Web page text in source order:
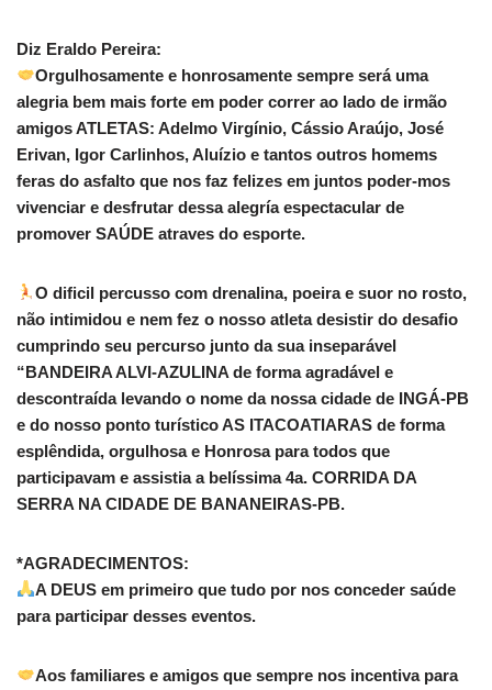
Diz Eraldo Pereira:
Orgulhosamente e honrosamente sempre será uma
alegria bem mais forte em poder correr ao lado de irmão
amigos ATLETAS: Adelmo Virgínio, Cássio Araújo, José
Erivan, Igor Carlinhos, Aluízio e tantos outros homems
feras do asfalto que nos faz felizes em juntos poder-mos
vivenciar e desfrutar dessa alegría espectacular de
promover SAÚDE atraves do esporte.
O dificil percusso com drenalina, poeira e suor no rosto,
não intimidou e nem fez o nosso atleta desistir do desafio
cumprindo seu percurso junto da sua inseparável
“BANDEIRA ALVI-AZULINA de forma agradável e
descontraída levando o nome da nossa cidade de INGÁ-PB
e do nosso ponto turístico AS ITACOATIARAS de forma
esplêndida, orgulhosa e Honrosa para todos que
participavam e assistia a belíssima 4a. CORRIDA DA
SERRA NA CIDADE DE BANANEIRAS-PB.
*AGRADECIMENTOS:
A DEUS em primeiro que tudo por nos conceder saúde
para participar desses eventos.
Aos familiares e amigos que sempre nos incentiva para